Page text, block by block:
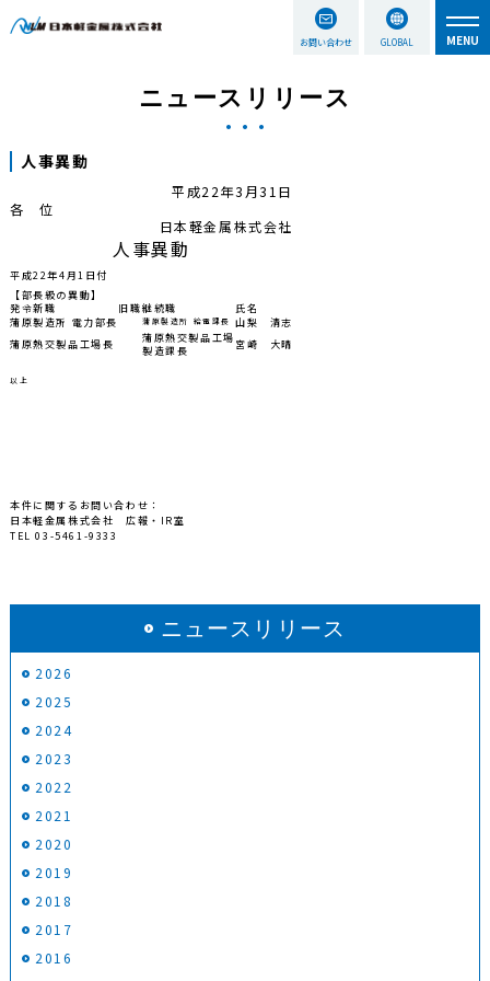
お問い合わせ GLOBAL
ニュースリリース
人事異動
平成22年3月31日
各 位
日本軽金属株式会社
人事異動
平成22年4月1日付
【部長級の異動】
発令新職
旧職継続職
氏名
蒲原製造所 電力部長
蒲原製造所 給電課長 山梨 清志
蒲原熱交製品工場長
蒲原熱交製品工場
製造課長
宮崎 大晴
以上
本件に関するお問い合わせ：
日本軽金属株式会社 広報・IR室
TEL 03-5461-9333
ニュースリリース
2026
2025
2024
2023
2022
2021
2020
2019
2018
2017
2016